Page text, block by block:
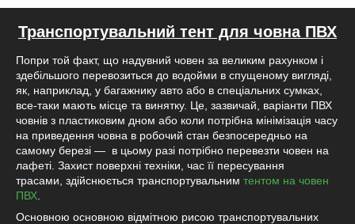
Транспортувальний тент для човна ПВХ
Попри той факт, що надувний човен за великим рахунком і
здебільшого перевозиться до водойми в спущеному вигляді,
як, наприклад, у багажнику авто або в спеціальних сумках,
все-таки мають місце та винятку. Це, зазвичай, варіанти ПВХ
човнів з пластиковим дном або коли потрібна мінімізація часу
на приведення човна в робочий стан безпосередньо на
самому березі — в цьому разі потрібно перевезти човен на
лафеті. Захист поверхні техніки, час її пересування
трасами, здійснюється транспортувальним тентом на човен
ПВХ
Основною основною відмітною рисою транспортувальних